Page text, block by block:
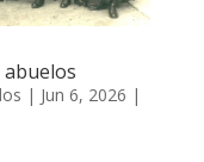
| Jun 6, 2026 |